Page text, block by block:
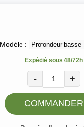
Modèle :
Expédié sous 48/72h
- +
COMMANDER